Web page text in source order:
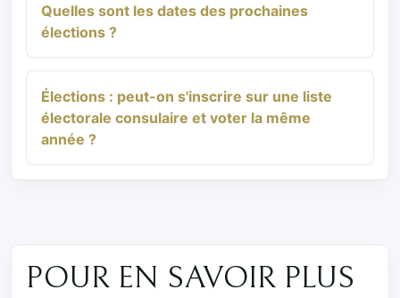
Quelles sont les dates des prochaines
élections ?
Élections : peut-on s'inscrire sur une liste
électorale consulaire et voter la même
année ?
POUR EN SAVOIR PLUS